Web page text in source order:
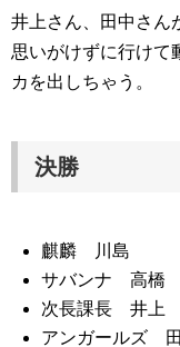
井上さん、田中さん
思いがけずに行けて
カを出しちゃう。
決勝
麒麟 川島
サバンナ 高橋
次長課長 井上
アンガールズ